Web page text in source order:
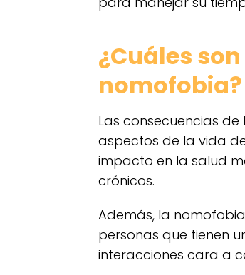
¿Cuáles
nomofobia?
Las consecuencias de
aspectos de la vida
impacto en la salud
crónicos.
Además, la
personas que tienen
interacciones cara a